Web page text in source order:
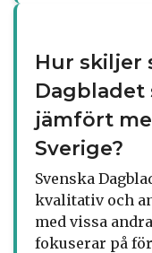
Hur skiljer
Dagbladet
jämfört
Sverige?
Svenska
kvalitativ och
med vissa
fokuserar på